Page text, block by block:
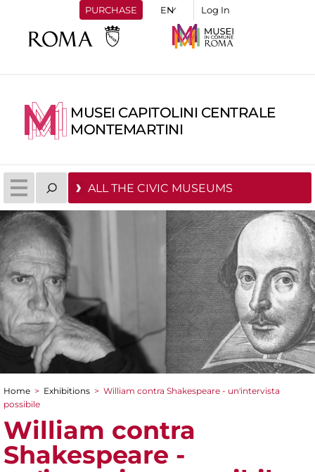
PURCHASE Log In
MUSEI CAPITOLINI CENTRALE
MONTEMARTINI
ALL THE CIVIC MUSEUMS
You are here
Home > Exhibitions > William contra Shakespeare - un'intervista
possibile
William contra
Shakespeare -